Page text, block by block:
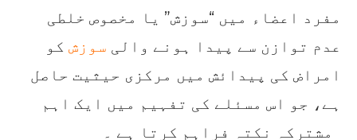
مفرد اعضاء میں “سوزش” یا مخصوص خلطی
عدم توازن سے پیدا ہونے والی سوزش کو
امراض کی پیدائش میں مرکزی حیثیت حاصل
ہے، جو اس مسئلے کی تفہیم میں ایک اہم